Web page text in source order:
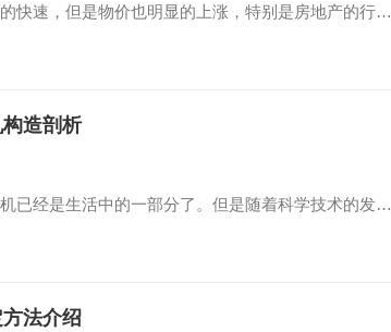
快速，但是物价也明显的上涨，特别是房地产的行…
造剖析
已经是生活中的一部分了。但是随着科学技术的发…
法介绍